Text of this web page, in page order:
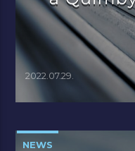
2022.07.29.
NEWS